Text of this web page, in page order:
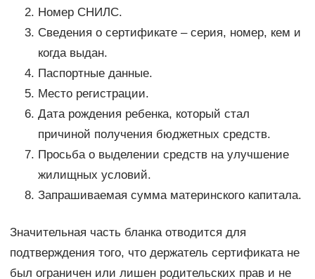
Номер СНИЛС.
Сведения о сертификате – серия, номер, кем и
когда выдан.
Паспортные данные.
Место регистрации.
Дата рождения ребенка, который стал
причиной получения бюджетных средств.
Просьба о выделении средств на улучшение
жилищных условий.
Запрашиваемая сумма материнского капитала.
Значительная часть бланка отводится для
подтверждения того, что держатель сертификата не
был ограничен или лишен родительских прав и не